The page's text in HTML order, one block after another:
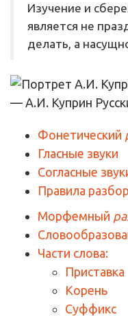
Изучение и
является не
делать, а
— А.И. Куприн
Фонетический
Гласные звуки
Согласные
Правила
Морфемный
Части слова:
Приставка
Корень
Суффикс